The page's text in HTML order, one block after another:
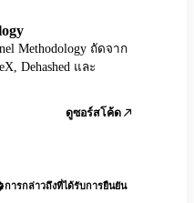
Methodology ถัดจาก
Dehashed และ
ดูซอร์สโค้ด
การกล่าวถึงที่ได้รับการยืนยัน